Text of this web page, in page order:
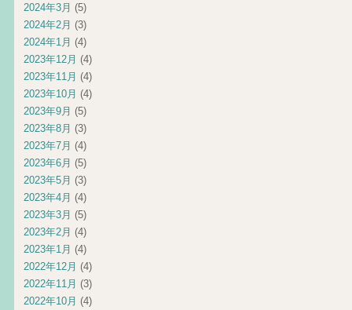
2024年3月 (5)
2024年2月 (3)
2024年1月 (4)
2023年12月 (4)
2023年11月 (4)
2023年10月 (4)
2023年9月 (5)
2023年8月 (3)
2023年7月 (4)
2023年6月 (5)
2023年5月 (3)
2023年4月 (4)
2023年3月 (5)
2023年2月 (4)
2023年1月 (4)
2022年12月 (4)
2022年11月 (3)
2022年10月 (4)